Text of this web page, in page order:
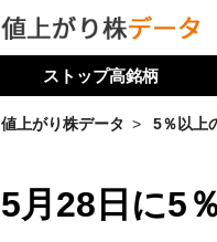
ストップ高銘柄
値上がり株データ 5％以上
5月28日に5